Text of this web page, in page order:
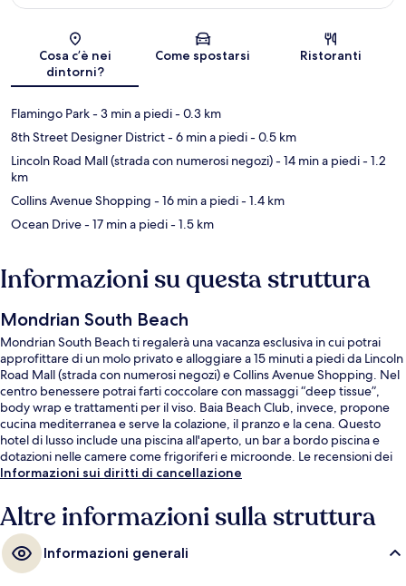
Mappa
Cosa c’è nei
dintorni?
Come spostarsi Ristoranti
Flamingo Park- 3 min a piedi- 0.3 km
8th Street Designer District- 6 min a piedi- 0.5 km
Lincoln Road Mall (strada con numerosi negozi)- 14 min a piedi- 1.2
km
Collins Avenue Shopping - 16 min a piedi- 1.4 km
Ocean Drive- 17 min a piedi- 1.5 km
Informazioni su questa struttura
Mondrian South Beach
Mondrian South Beach ti regalerà una vacanza esclusiva in cui potrai
approfittare di un molo privato e alloggiare a 15 minuti a piedi da Lincoln
Road Mall (strada con numerosi negozi) e Collins Avenue Shopping. Nel
centro benessere potrai farti coccolare con massaggi “deep tissue”,
body wrap e trattamenti per il viso. Baia Beach Club, invece, propone
cucina mediterranea e serve la colazione, il pranzo e la cena. Questo
hotel di lusso include una piscina all'aperto, un bar a bordo piscina e
dotazioni nelle camere come frigoriferi e microonde. Le recensioni dei
viaggiatori menzionano la piscina e il personale gentile.
Informazioni sui diritti di cancellazione
Altre informazioni sulla struttura
Informazioni generali